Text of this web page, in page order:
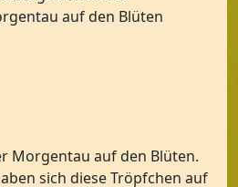
Morgentau auf den Blüten.
sich diese Tröpfchen auf